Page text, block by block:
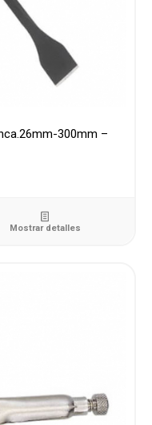
300mm –
Mostrar detalles